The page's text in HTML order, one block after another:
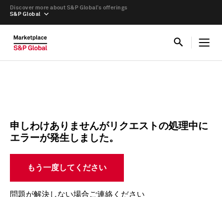
S&P Global
Discover more about S&P Global’s offerings
申しわけありませんがリクエストの処理中に
エラーが発生しました。
もう一度してください
問題が解決しない場合ご連絡 ください